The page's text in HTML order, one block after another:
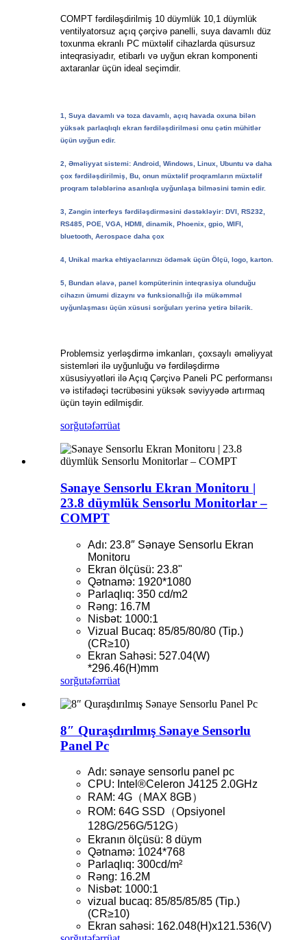
COMPT fərdiləşdirilmiş 10 düymlük 10,1 düymlük
ventilyatorsuz açıq çərçivə panelli, suya davamlı düz
toxunma ekranlı PC müxtəlif cihazlarda qüsursuz
inteqrasiyadır, etibarlı və uyğun ekran komponenti
axtaranlar üçün ideal seçimdir.
1, Suya davamlı və toza davamlı, açıq havada oxuna bilən
yüksək parlaqlıqlı ekran fərdiləşdirilməsi onu çətin mühitlər
üçün uyğun edir.
2, Əməliyyat sistemi: Android, Windows, Linux, Ubuntu və daha
çox fərdiləşdirilmiş, Bu, onun müxtəlif proqramların müxtəlif
proqram tələblərinə asanlıqla uyğunlaşa bilməsini təmin edir.
3, Zəngin interfeys fərdiləşdirməsini dəstəkləyir: DVI, RS232,
RS485, POE, VGA, HDMI, dinamik, Phoenix, gpio, WIFI,
bluetooth, Aerospace daha çox
4, Unikal marka ehtiyaclarınızı ödəmək üçün Ölçü, logo, karton.
5, Bundan əlavə, panel kompüterinin inteqrasiya olunduğu
cihazın ümumi dizaynı və funksionallığı ilə mükəmməl
uyğunlaşması üçün xüsusi sorğuları yerinə yetirə bilərik.
Problemsiz yerləşdirmə imkanları, çoxsaylı əməliyyat
sistemləri ilə uyğunluğu və fərdiləşdirmə
xüsusiyyətləri ilə Açıq Çərçivə Paneli PC performansı
və istifadəçi təcrübəsini yüksək səviyyədə artırmaq
üçün təyin edilmişdir.
sorğutəfərrüat
Sənaye Sensorlu Ekran Monitoru |
23.8 düymlük Sensorlu Monitorlar –
COMPT
Adı: 23.8″ Sənaye Sensorlu Ekran
Monitoru
Ekran ölçüsü: 23.8"
Qətnamə: 1920*1080
Parlaqlıq: 350 cd/m2
Rəng: 16.7M
Nisbət: 1000:1
Vizual Bucaq: 85/85/80/80 (Tip.)
(CR≥10)
Ekran Sahəsi: 527.04(W)
*296.46(H)mm
sorğutəfərrüat
8″ Quraşdırılmış Sənaye Sensorlu
Panel Pc
Adı: sənaye sensorlu panel pc
CPU: Intel®Celeron J4125 2.0GHz
RAM: 4G（MAX 8GB）
ROM: 64G SSD（Opsiyonel
128G/256G/512G）
Ekranın ölçüsü: 8 düym
Qətnamə: 1024*768
Parlaqlıq: 300cd/m²
Rəng: 16.2M
Nisbət: 1000:1
vizual bucaq: 85/85/85/85 (Tip.)
(CR≥10)
Ekran sahəsi: 162.048(H)x121.536(V)